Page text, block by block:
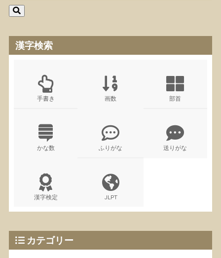
漢字検索
手書き 画数 部首
かな数 ふりがな 送りがな
漢字検定 JLPT
カテゴリー